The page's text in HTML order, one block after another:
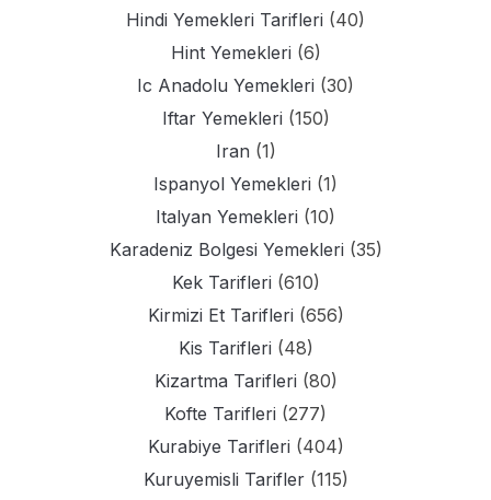
Hindi Yemekleri Tarifleri (40)
Hint Yemekleri (6)
Ic Anadolu Yemekleri (30)
Iftar Yemekleri (150)
Iran (1)
Ispanyol Yemekleri (1)
Italyan Yemekleri (10)
Karadeniz Bolgesi Yemekleri (35)
Kek Tarifleri (610)
Kirmizi Et Tarifleri (656)
Kis Tarifleri (48)
Kizartma Tarifleri (80)
Kofte Tarifleri (277)
Kurabiye Tarifleri (404)
Kuruyemisli Tarifler(115)